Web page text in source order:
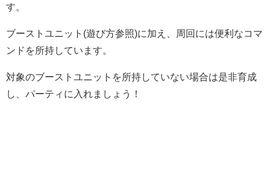
す。
ブーストユニット(遊び方参照)に加え、周回には便利なコマ
ンドを所持しています。
対象のブーストユニットを所持していない場合は是非育成
し、パーティに入れましょう！